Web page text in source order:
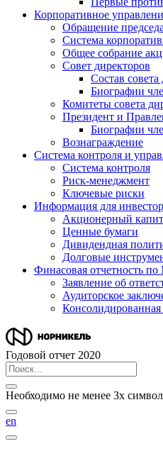
Корпоративное
Обращение
Система
Общее собрание
Совет директоров
Состав совета
Биографии
Комитеты совета
Президент и
Биографии
Вознаграждение
Система контроля и
Система контроля
Риск-менеджмент
Ключевые риски
Информация для
Акционерный
Ценные бумаги
Дивидендная
Долговые
Финасовая отчетность
Заявление об
Аудиторское
Консолидированная
Годовой отчет 2020
Необходимо не менее 3х
en